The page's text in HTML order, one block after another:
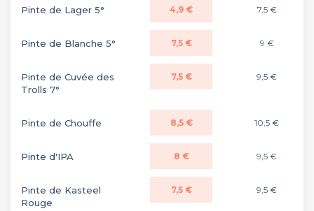
Pinte de Lager 5° 4,9 € 7,5 €
Pinte de Blanche 5° 7,5 € 9 €
Pinte de Cuvée des
Trolls 7°
7,5 € 9,5 €
Pinte de Chouffe 8,5 € 10,5 €
Pinte d'IPA 8 € 9,5 €
Pinte de Kasteel
Rouge
7,5 € 9,5 €